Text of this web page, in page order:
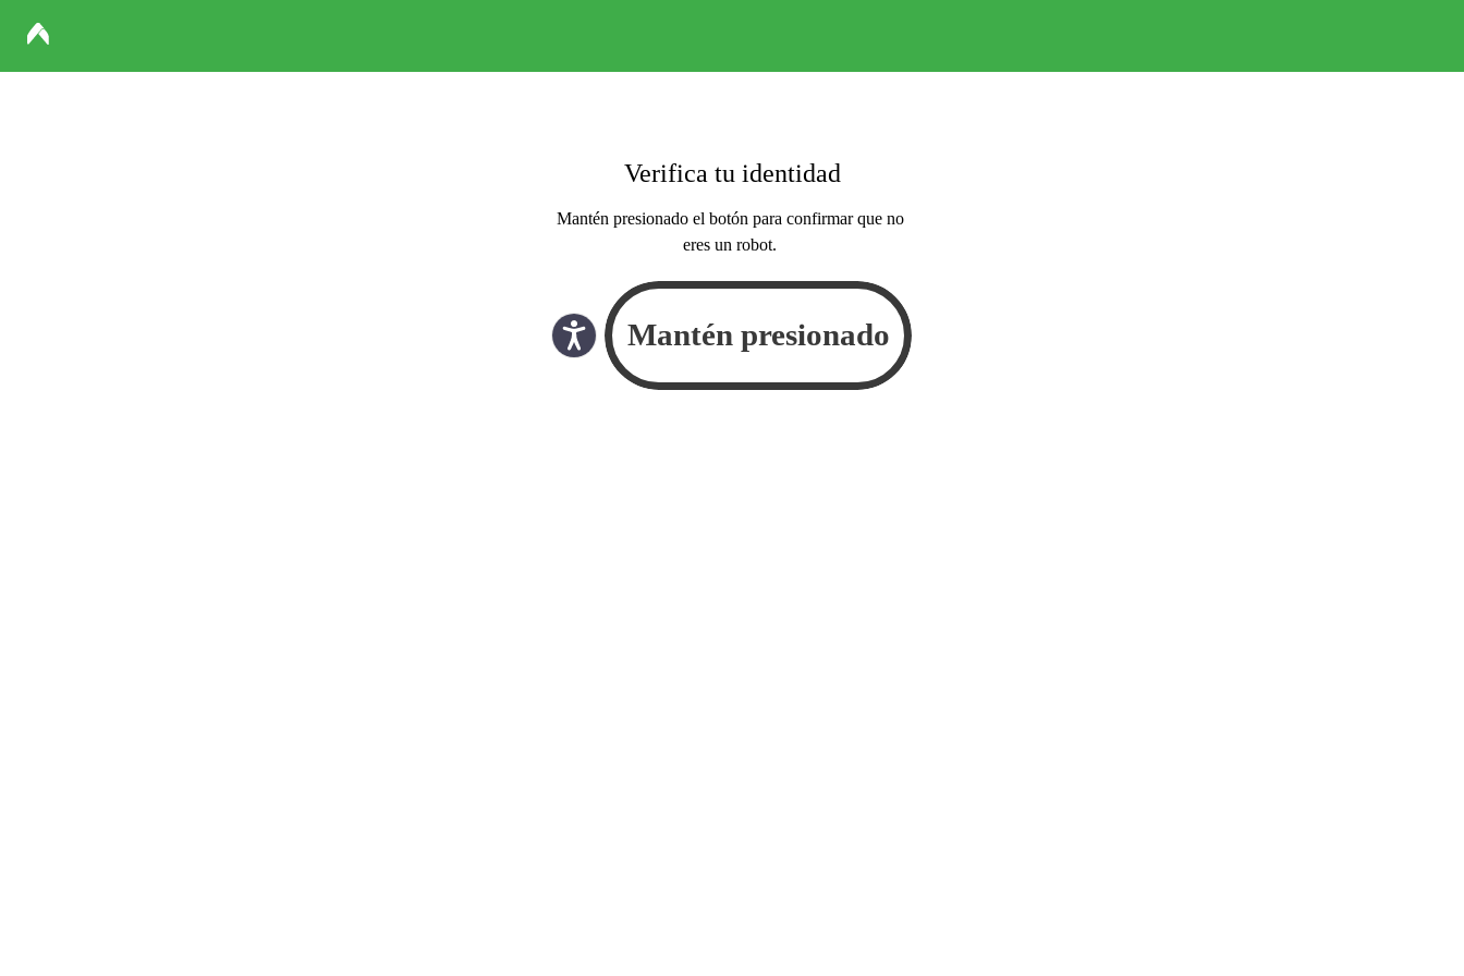
Verifica tu identidad
Mantén presionado el botón para confirmar que no
eres un robot.